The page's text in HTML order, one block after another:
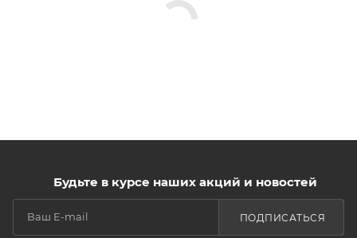
Будьте в курсе наших акций и новостей
ПОДПИСАТЬСЯ